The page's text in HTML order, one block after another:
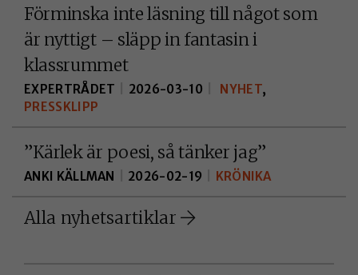
Förminska inte läsning till något som
är nyttigt – släpp in fantasin i
klassrummet
EXPERTRÅDET 2026-03-10 NYHET,
PRESSKLIPP
”Kärlek är poesi, så tänker jag”
ANKI KÄLLMAN 2026-02-19 KRÖNIKA
Alla nyhetsartiklar
webbplatsen.
att tillåta sådana
personligt anpassat
erbjudanden.